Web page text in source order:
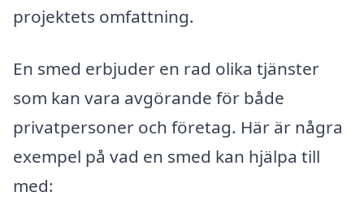
projektets omfattning.
En smed erbjuder en rad olika tjänster
som kan vara avgörande för både
privatpersoner och företag. Här är några
exempel på vad en smed kan hjälpa till
med: